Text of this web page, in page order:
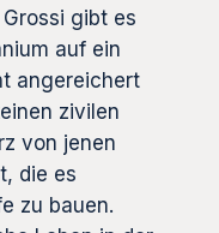
Grossi gibt es
auf ein
angereichert
zivilen
von jenen
die es
zu bauen.